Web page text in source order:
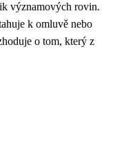
významových rovin.
k omluvě nebo
o tom, který z